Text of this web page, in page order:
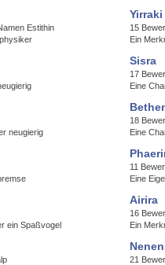
Estithin
Yirraki
15
Ein
Sisra
17
Eine
neugierig
18
Eine
11
Eine
ein Spaßvogel
Airira
16
Ein
21